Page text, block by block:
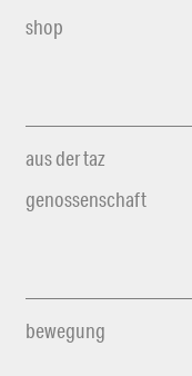
shop
aus der taz
genossenschaft
bewegung